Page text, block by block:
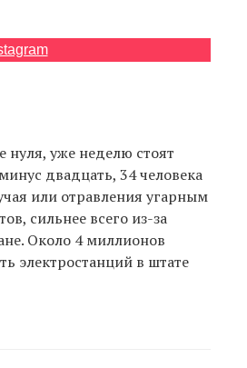
нуля, уже неделю стоят
двадцать, 34 человека
или отравления угарным
сильнее всего из-за
Около 4 миллионов
электростанций в штате